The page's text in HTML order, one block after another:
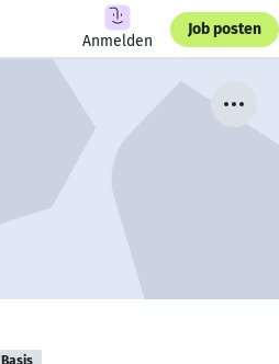
Anmelden
Job posten
Basis